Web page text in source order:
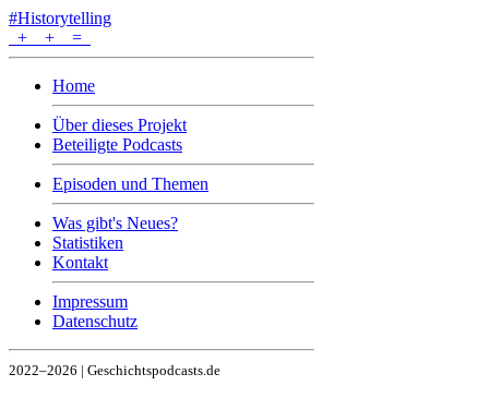
#Historytelling
+
+ =
Home
Über dieses Projekt
Beteiligte Podcasts
Episoden und Themen
Was gibt's Neues?
Statistiken
Kontakt
Impressum
Datenschutz
2022–2026 | Geschichtspodcasts.de